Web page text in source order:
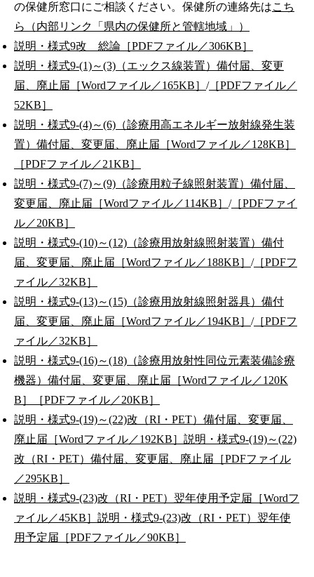
の保健所窓口にご相談ください。保健所の連絡先はこち
ら（内部リンク「県内の保健所と管轄地域」）
説明・様式9改 総論［PDFファイル／306KB］
説明・様式9-(1)～(3)（エックス線装置）備付届、変更
届、廃止届［Wordファイル／165KB］ /［PDFファイル／
52KB］
説明・様式9-(4)～(6)（診療用高エネルギー放射線発生装
置）備付届、変更届、廃止届［Wordファイル／128KB］
［PDFファイル／21KB］
説明・様式9-(7)～(9)（診療用粒子線照射装置）備付届、
変更届、廃止届［Wordファイル／114KB］ /［PDFファイ
ル／20KB］
説明・様式9-(10)～(12)（診療用放射線照射装置）備付
届、変更届、廃止届［Wordファイル／188KB］ /［PDFフ
ァイル／32KB］
説明・様式9-(13)～(15)（診療用放射線照射器具）備付
届、変更届、廃止届［Wordファイル／194KB］ /［PDFフ
ァイル／32KB］
説明・様式9-(16)～(18)（診療用放射性同位元素装備診療
機器）備付届、変更届、廃止届［Wordファイル／120K
B］
［PDFファイル／20KB］
説明・様式9-(19)～(22)改（RI・PET）備付届、変更届、
廃止届［Wordファイル／192KB］ 説明・様式9-(19)～(22)
改（RI・PET）備付届、変更届、廃止届［PDFファイル
／295KB］
説明・様式9-(23)改（RI・PET）翌年使用予定届［Wordフ
ァイル／45KB］ 説明・様式9-(23)改（RI・PET）翌年使
用予定届［PDFファイル／90KB］